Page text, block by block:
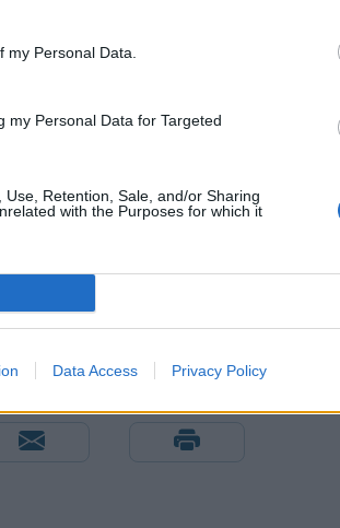
Personal Data.
my Personal Data for Targeted
Retention, Sale, and/or Sharing
with the Purposes for which it
Data Access Privacy Policy